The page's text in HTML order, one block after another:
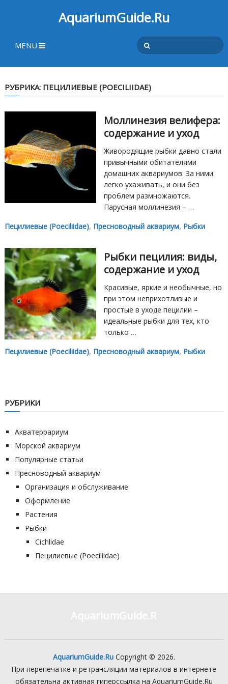
AquariumGuide.Ru
MENU
РУБРИКА: ПЕЦИЛИЕВЫЕ (POECILIIDAE)
Моллинезия велифера:
содержание и уход
Живородящие рыбки давно стали
привычными обитателями
домашних аквариумов. За ними
легко ухаживать, и они без
проблем размножаются.
Парусная моллинезия – …
Пецилиевые (Poeciliidae), Пресноводный аквариум, Рыбки
Рыбки пецилия: виды,
содержание и уход
Красивые, яркие и необычные, но
при этом неприхотливые и
простые в уходе пецилии –
идеальные рыбки для тех, кто
только …
Пецилиевые (Poeciliidae), Пресноводный аквариум, Рыбки
РУБРИКИ
Акватеррариум
Морской аквариум
Популярные статьи
Пресноводный аквариум
Организация и обслуживание
Оформление
Растения
Рыбки
Cichlidae
Пецилиевые (Poeciliidae)
AquariumGuide.RuCopyright © 2026.
При перепечатке и ретрансляции материалов в интернете
обязательна активная гиперссылка на AquariumGuide.Ru